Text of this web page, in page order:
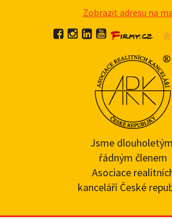
Zobrazit adresu na
Jsme
řádným členem
Asociace
kanceláří České